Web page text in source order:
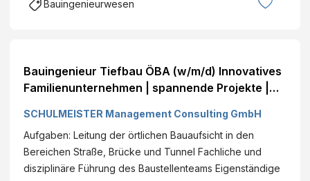
Bauingenieurwesen
Bauingenieur Tiefbau ÖBA (w/m/d) Innovatives
Familienunternehmen | spannende Projekte |
Österreichweit Vollzeit€ +
SCHULMEISTER Management Consulting GmbH
Aufgaben: Leitung der örtlichen Bauaufsicht in den
Bereichen Straße, Brücke und Tunnel Fachliche und
disziplinäre Führung des Baustellenteams Eigenständige